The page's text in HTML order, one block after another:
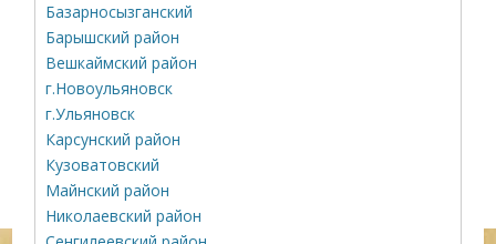
Базарносызганский
Барышский район
Вешкаймский район
г.Новоульяновск
г.Ульяновск
Карсунский район
Кузоватовский
Майнский район
Николаевский район